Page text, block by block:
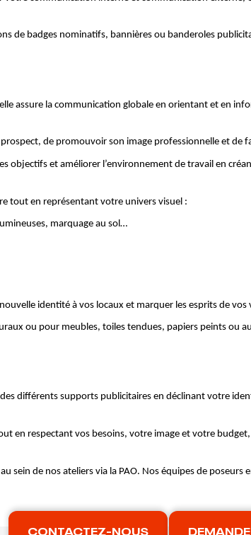
de badges nominatifs, bannières ou banderoles
assure la communication globale en orientant et en
de promouvoir son image professionnelle et de
objectifs et améliorer l’environnement de travail en
tout en représentant votre univers visuel :
marquage au sol…
identité à vos locaux et marquer les esprits de vos
ou pour meubles, toiles tendues, papiers peints ou
différents supports publicitaires en déclinant votre
en respectant vos besoins, votre image et votre
sein de nos ateliers via la PAO. Nos équipes de poseurs
CONTACTEZ-NOUS